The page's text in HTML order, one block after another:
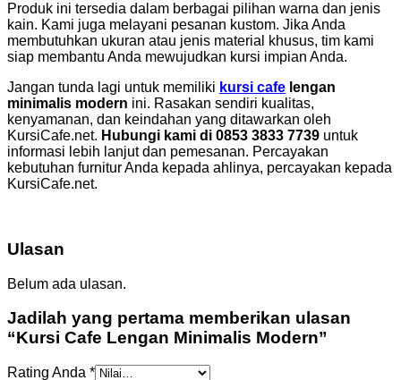
Produk ini tersedia dalam berbagai pilihan warna dan jenis
kain. Kami juga melayani pesanan kustom. Jika Anda
membutuhkan ukuran atau jenis material khusus, tim kami
siap membantu Anda mewujudkan kursi impian Anda.
Jangan tunda lagi untuk memiliki kursi cafe lengan
minimalis modern ini. Rasakan sendiri kualitas,
kenyamanan, dan keindahan yang ditawarkan oleh
KursiCafe.net. Hubungi kami di 0853 3833 7739 untuk
informasi lebih lanjut dan pemesanan. Percayakan
kebutuhan furnitur Anda kepada ahlinya, percayakan kepada
KursiCafe.net.
Ulasan
Belum ada ulasan.
Jadilah yang pertama memberikan ulasan
“Kursi Cafe Lengan Minimalis Modern”
Rating Anda *